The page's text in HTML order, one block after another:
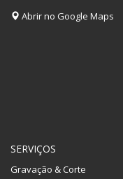
Abrir no Google Maps
SERVIÇOS
Gravação & Corte